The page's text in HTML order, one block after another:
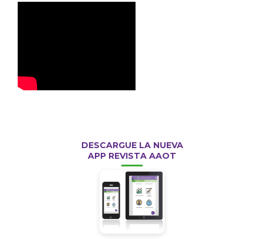
DESCARGUE LA NUEVA
APP REVISTA AAOT